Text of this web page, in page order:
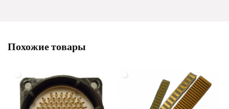
Похожие товары